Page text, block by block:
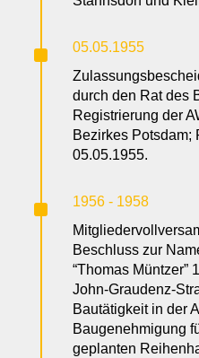
^
05.05.1955
durch den Rat des
Registrierung der
Bezirkes Potsdam;
05.05.1955.
^
1956 - 1958
Beschluss zur
“Thomas Müntzer”
John-Graudenz-
Bautätigkeit in der
Baugenehmigung
geplanten